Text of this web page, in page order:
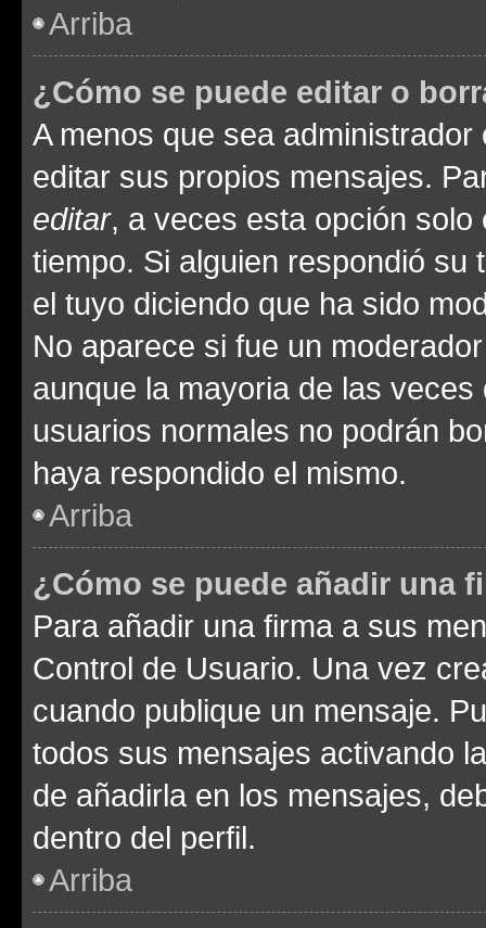
Arriba
¿Cómo se puede editar o
A menos que sea
editar sus propios mensajes.
editar, a veces esta opción
tiempo. Si alguien respondió
el tuyo diciendo que ha sido
No aparece si fue un
aunque la mayoria de las
usuarios normales no podrán
haya respondido el mismo.
Arriba
¿Cómo se puede añadir una
Para añadir una firma a sus
Control de Usuario. Una vez
cuando publique un mensaje.
todos sus mensajes activando
de añadirla en los mensajes,
dentro del perfil.
Arriba